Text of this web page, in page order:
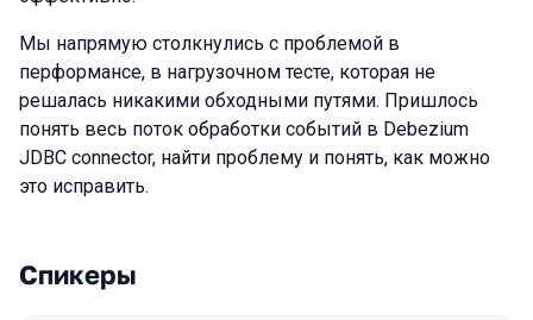
Мы напрямую столкнулись с проблемой в
перформансе, в нагрузочном тесте, которая не
решалась никакими обходными путями. Пришлось
понять весь поток обработки событий в Debezium
JDBC connector, найти проблему и понять, как можно
это исправить.
Спикеры